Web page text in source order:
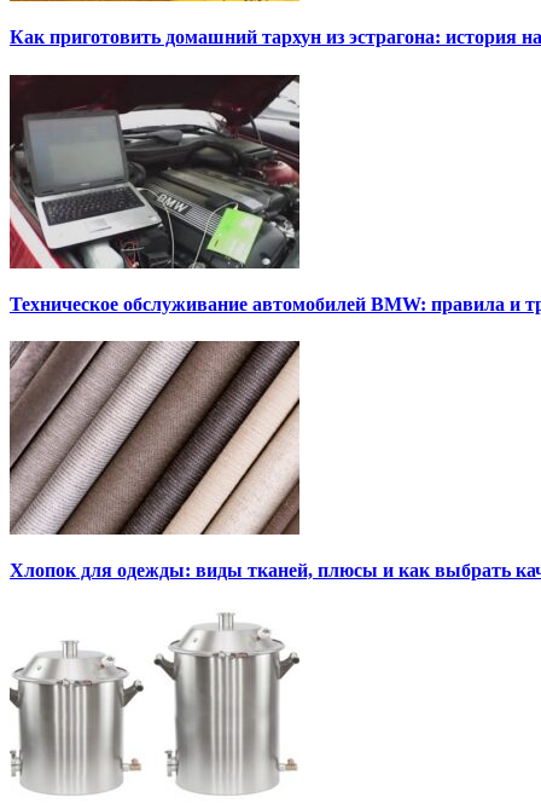
Как приготовить домашний тархун из эстрагона: история
Техническое обслуживание автомобилей BMW: правила и
Хлопок для одежды: виды тканей, плюсы и как выбрать